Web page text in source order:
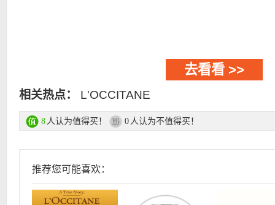
去看看 >>
相关热点： L'OCCITANE
8 人认为值得买！ 0 人认为不值得买！
推荐您可能喜欢：